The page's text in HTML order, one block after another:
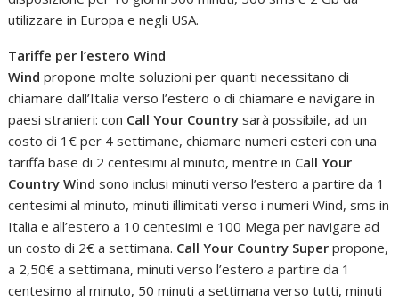
utilizzare in Europa e negli USA.
Tariffe per l’estero Wind
Wind propone molte soluzioni per quanti necessitano di
chiamare dall’Italia verso l’estero o di chiamare e navigare in
paesi stranieri: con Call Your Country sarà possibile, ad un
costo di 1€ per 4 settimane, chiamare numeri esteri con una
tariffa base di 2 centesimi al minuto, mentre in Call Your
Country Wind sono inclusi minuti verso l’estero a partire da 1
centesimi al minuto, minuti illimitati verso i numeri Wind, sms in
Italia e all’estero a 10 centesimi e 100 Mega per navigare ad
un costo di 2€ a settimana. Call Your Country Super propone,
a 2,50€ a settimana, minuti verso l’estero a partire da 1
centesimo al minuto, 50 minuti a settimana verso tutti, minuti